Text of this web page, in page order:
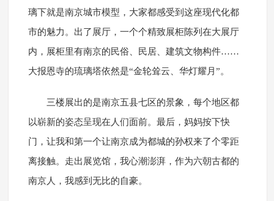
璃下就是南京城市模型，大家都感受到这座现代化都
市的魅力。出了展厅，一个个精致展柜陈列在大展厅
内，展柜里有南京的民俗、民居、建筑文物构件……
大报恩寺的琉璃塔依然是“金轮耸云、华灯耀月”。
三楼展出的是南京五县七区的景象，每个地区都
以崭新的姿态呈现在人们面前。最后，妈妈按下快
门，让我和第一个让南京成为都城的孙权来了个零距
离接触。走出展览馆，我心潮澎湃，作为六朝古都的
南京人，我感到无比的自豪。